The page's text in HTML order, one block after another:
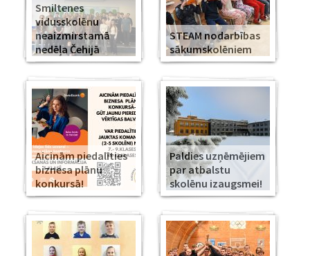
Smiltenes
vidusskolēnu
neaizmirstamā
nedēļa Čehijā
STEAM nodarbības
sākumskolēniem
Aicinām piedalīties
biznesa plānu
konkursā!
Paldies uzņēmējiem
par atbalstu
skolēnu izaugsmei!